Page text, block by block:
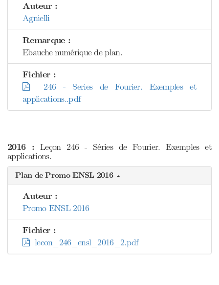
Auteur :
Agnielli
Remarque :
Ebauche numérique de plan.
Fichier :
246 - Series de Fourier. Exemples et
applications..pdf
2016 : Leçon 246 - Séries de Fourier. Exemples et
applications.
Plan de Promo ENSL 2016
Auteur :
Promo ENSL 2016
Fichier :
lecon_246_ensl_2016_2.pdf